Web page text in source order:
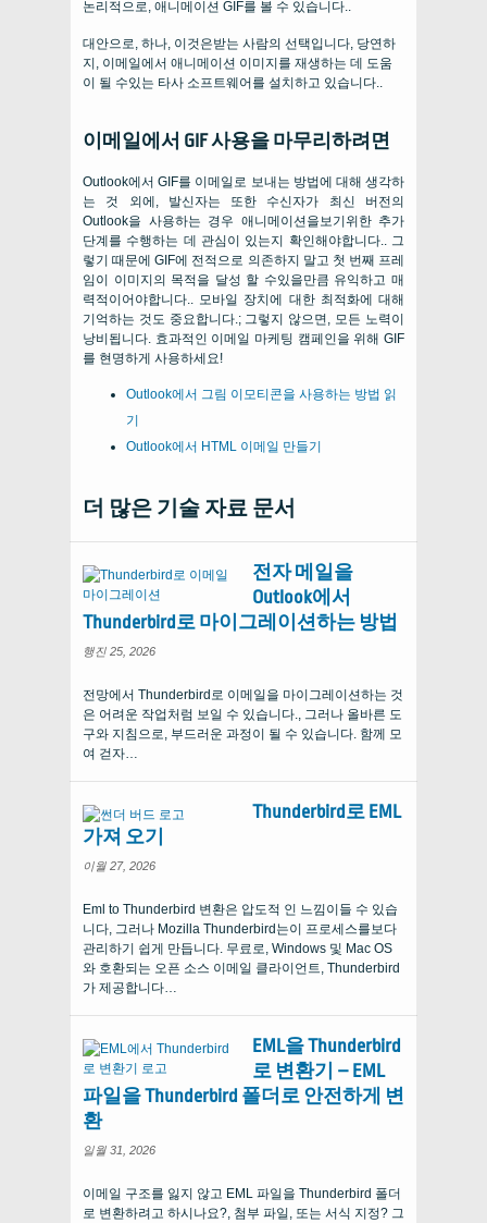
논리적으로, 애니메이션 GIF를 볼 수 있습니다..
대안으로, 하나, 이것은받는 사람의 선택입니다, 당연하
지, 이메일에서 애니메이션 이미지를 재생하는 데 도움
이 될 수있는 타사 소프트웨어를 설치하고 있습니다..
이메일에서 GIF 사용을 마무리하려면
Outlook에서 GIF를 이메일로 보내는 방법에 대해 생각하
는 것 외에, 발신자는 또한 수신자가 최신 버전의
Outlook을 사용하는 경우 애니메이션을보기위한 추가
단계를 수행하는 데 관심이 있는지 확인해야합니다.. 그
렇기 때문에 GIF에 전적으로 의존하지 말고 첫 번째 프레
임이 이미지의 목적을 달성 할 수있을만큼 유익하고 매
력적이어야합니다.. 모바일 장치에 대한 최적화에 대해
기억하는 것도 중요합니다.; 그렇지 않으면, 모든 노력이
낭비됩니다. 효과적인 이메일 마케팅 캠페인을 위해 GIF
를 현명하게 사용하세요!
Outlook에서 그림 이모티콘을 사용하는 방법 읽
기
Outlook에서 HTML 이메일 만들기
더 많은 기술 자료 문서
전자 메일을
Outlook에서
Thunderbird로 마이그레이션하는 방법
행진 25, 2026
전망에서 Thunderbird로 이메일을 마이그레이션하는 것
은 어려운 작업처럼 보일 수 있습니다., 그러나 올바른 도
구와 지침으로, 부드러운 과정이 될 수 있습니다. 함께 모
여 걷자…
Thunderbird로 EML
가져 오기
이월 27, 2026
Eml to Thunderbird 변환은 압도적 인 느낌이들 수 있습
니다, 그러나 Mozilla Thunderbird는이 프로세스를보다
관리하기 쉽게 만듭니다. 무료로, Windows 및 Mac OS
와 호환되는 오픈 소스 이메일 클라이언트, Thunderbird
가 제공합니다…
EML을 Thunderbird
로 변환기 – EML
파일을 Thunderbird 폴더로 안전하게 변
환
일월 31, 2026
이메일 구조를 잃지 않고 EML 파일을 Thunderbird 폴더
로 변환하려고 하시나요?, 첨부 파일, 또는 서식 지정? 그